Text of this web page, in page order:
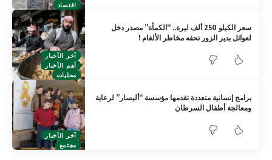
اقتصاد
آخر الأخبار
أهم الأخبار
محليات
سعر الكيلو 250 ألف ليرة.. “الكمأة” مصدر دخل
لعوائل بدير الزور تحفه مخاطر الألغام !
آخر الأخبار
مجتمع
برامج إنسانية متعددة تقدمها مؤسسة “أليسار” لرعاية
ومعالجة أطفال السرطان